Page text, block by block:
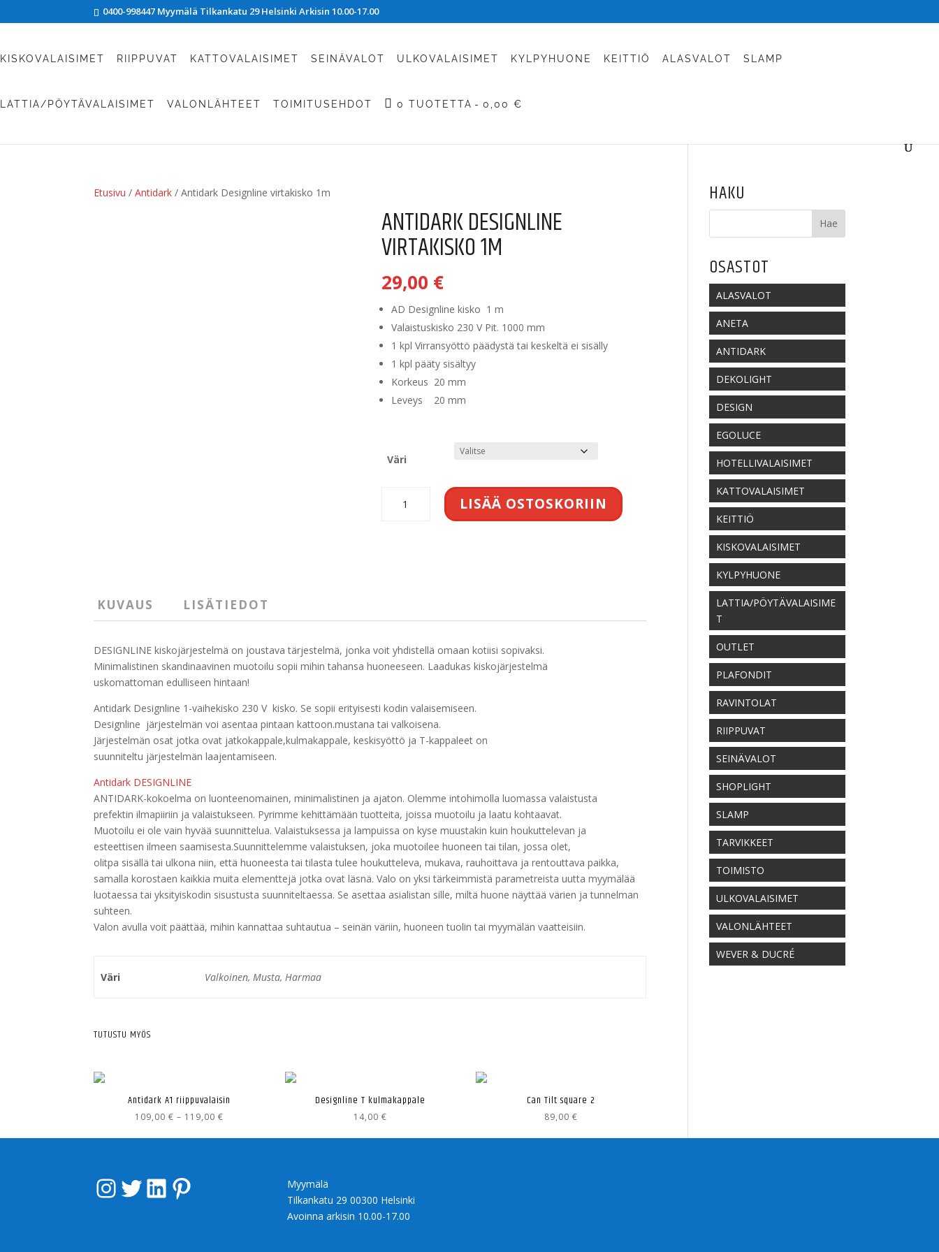
0400-998447 Myymälä Tilkankatu 29 Helsinki Arkisin 10.00-17.00
KISKOVALAISIMET RIIPPUVAT KATTOVALAISIMET SEINÄVALOT ULKOVALAISIMET KYLPYHUONE KEITTIÖ ALASVALOT SLAMP
LATTIA/PÖYTÄVALAISIMET VALONLÄHTEET TOIMITUSEHDOT 0 TUOTETTA 0,00 €
Etusivu /Antidark / Antidark Designline virtakisko 1m
ANTIDARK DESIGNLINE
VIRTAKISKO 1M
29,00 €
AD Designline kisko 1 m
Valaistuskisko 230 V Pit. 1000 mm
1 kpl Virransyöttö päädystä tai keskeltä ei sisälly
1 kpl pääty sisältyy
Korkeus 20 mm
Leveys 20 mm
Väri
Designline
LISÄÄ OSTOSKORIIN
KUVAUS LISÄTIEDOT
DESIGNLINE kiskojärjestelmä on joustava tärjestelmä, jonka voit yhdistellä omaan kotiisi sopivaksi.
Minimalistinen skandinaavinen muotoilu sopii mihin tahansa huoneeseen. Laadukas kiskojärjestelmä
uskomattoman edulliseen hintaan!
Antidark Designline 1-vaihekisko 230 V kisko. Se sopii erityisesti kodin valaisemiseen.
Designline järjestelmän voi asentaa pintaan kattoon.mustana tai valkoisena.
Järjestelmän osat jotka ovat jatkokappale,kulmakappale, keskisyöttö ja T-kappaleet on
suunniteltu järjestelmän laajentamiseen.
Antidark DESIGNLINE
ANTIDARK-kokoelma on luonteenomainen, minimalistinen ja ajaton. Olemme intohimolla luomassa valaistusta
prefektin ilmapiiriin ja valaistukseen. Pyrimme kehittämään tuotteita, joissa muotoilu ja laatu kohtaavat.
Muotoilu ei ole vain hyvää suunnittelua. Valaistuksessa ja lampuissa on kyse muustakin kuin houkuttelevan ja
esteettisen ilmeen saamisesta.Suunnittelemme valaistuksen, joka muotoilee huoneen tai tilan, jossa olet,
olitpa sisällä tai ulkona niin, että huoneesta tai tilasta tulee houkutteleva, mukava, rauhoittava ja rentouttava paikka,
samalla korostaen kaikkia muita elementtejä jotka ovat läsnä. Valo on yksi tärkeimmistä parametreista uutta myymälää
luotaessa tai yksityiskodin sisustusta suunniteltaessa. Se asettaa asialistan sille, miltä huone näyttää värien ja tunnelman
suhteen.
Valon avulla voit päättää, mihin kannattaa suhtautua – seinän väriin, huoneen tuolin tai myymälän vaatteisiin.
Väri Valkoinen, Musta, Harmaa
TUTUSTU MYÖS
Antidark A1 riippuvalaisin
109,00 € – 119,00 €Hintaluokka:
-
Designline T kulmakappale
14,00 €
Can Tilt square 2
89,00€
HAKU
OSASTOT
ALASVALOT
ANETA
ANTIDARK
DEKOLIGHT
DESIGN
EGOLUCE
HOTELLIVALAISIMET
KATTOVALAISIMET
KEITTIÖ
KISKOVALAISIMET
KYLPYHUONE
LATTIA/PÖYTÄVALAISIME
T
OUTLET
PLAFONDIT
RAVINTOLAT
RIIPPUVAT
SEINÄVALOT
SHOPLIGHT
SLAMP
TARVIKKEET
TOIMISTO
ULKOVALAISIMET
VALONLÄHTEET
WEVER & DUCRÉ
InstagramTwitter LinkedIn Pinterest
Myymälä
Tilkankatu 29 00300 Helsinki
Avoinna arkisin 10.00-17.00